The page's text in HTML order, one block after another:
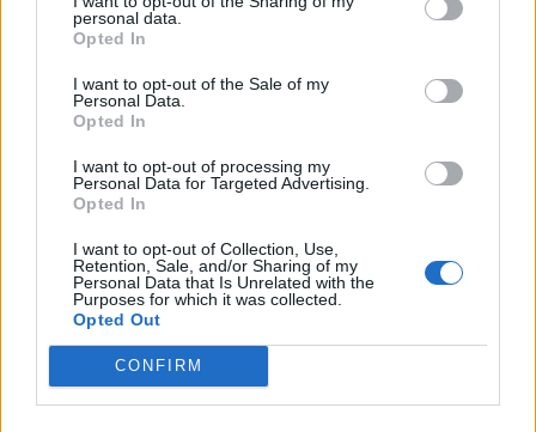
personal data.
Opted In
I want to opt-out of the Sale of my
Personal Data.
Opted In
I want to opt-out of processing my
Personal Data for Targeted Advertising.
Opted In
I want to opt-out of Collection, Use,
Retention, Sale, and/or Sharing of my
Personal Data that Is Unrelated with the
Purposes for which it was collected.
Opted Out
CONFIRM
higgyenek a Román
Rendőrségnek – hírmix
További híreink: sziklát akart a
Dunába robbantani a hadsereg,
egyelőre sikertelenül, az illetékes
szerint pedig semmiféle korlátozás
nem lesz a lakossági
áramfogyasztásban.